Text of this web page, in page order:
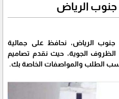
جنوب الرياض
الرياض، نحافظ على جمالية
الظروف الجوية، حيث نقدم تصاميم
الطلب والمواصفات الخاصة بك.